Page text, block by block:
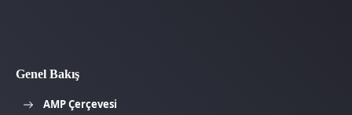
Genel Bakış
AMP Çerçevesi